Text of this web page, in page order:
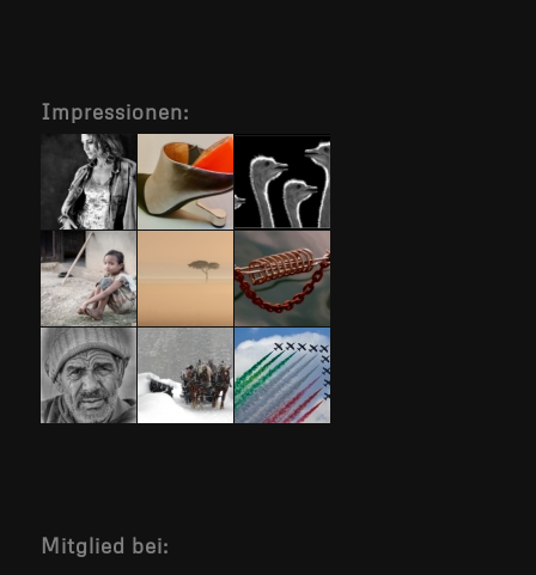
Impressionen:
Mitglied bei: